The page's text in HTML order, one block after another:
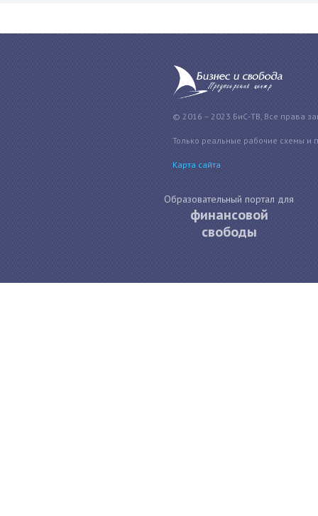
© 2016 – 2023 БиС-ТВ, Все права
Только реальные рабочие схемы и
Карта сайта
Образовательный портал для
финансовой
свободы